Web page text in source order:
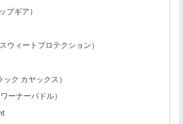
プギア）
ウィートプロテクション）
ック カヤックス）
ワーナーパドル）